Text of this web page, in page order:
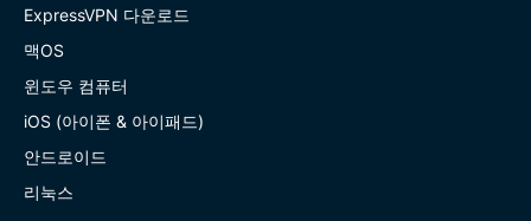
ExpressVPN 다운로드
맥OS
윈도우 컴퓨터
iOS (아이폰 & 아이패드)
안드로이드
리눅스